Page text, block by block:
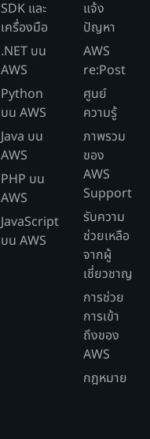
SDK และ
เครื่องมือ
.NET บน
AWS
Python
บน AWS
Java บน
AWS
PHP บน
AWS
JavaScript
บน AWS
แจ้ง
ปัญหา
AWS
re:Post
ศูนย์
ความรู้
ภาพรวม
ของ
AWS
Support
รับความ
ช่วยเหลือ
จากผู้
เชี่ยวชาญ
การช่วย
การเข้า
ถึงของ
AWS
กฎหมาย